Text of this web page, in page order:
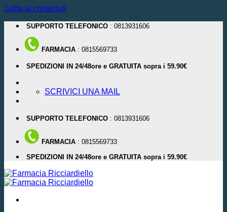
Salta ai contenuti
SUPPORTO TELEFONICO : 0813931606
FARMACIA : 0815569733
SPEDIZIONI IN 24/48ore e GRATUITA sopra i 59.90€
SCRIVICI UNA MAIL
SUPPORTO TELEFONICO : 0813931606
FARMACIA : 0815569733
SPEDIZIONI IN 24/48ore e GRATUITA sopra i 59.90€